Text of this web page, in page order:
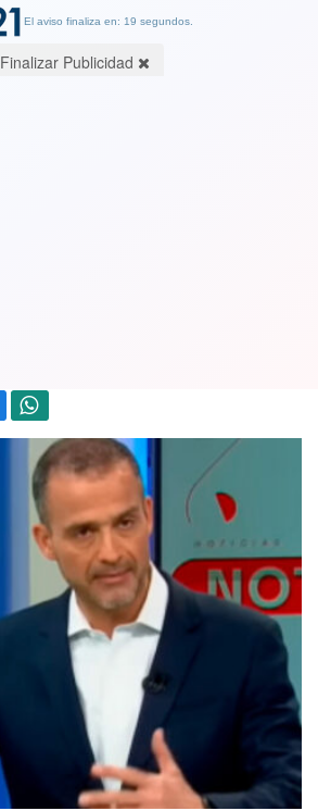
El aviso finaliza en: 19 segundos.
Finalizar Publicidad